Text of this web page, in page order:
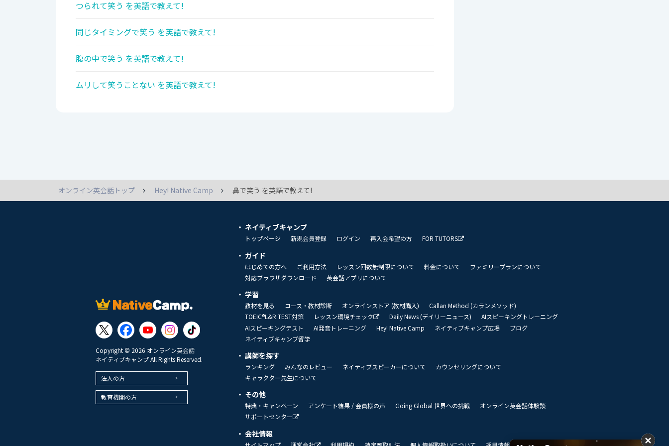
つられて笑う を英語で教えて!
同じタイミングで笑う を英語で教えて!
腹の中で笑う を英語で教えて!
ムリして笑うことない を英語で教えて!
オンライン英会話トップ Hey! Native Camp 鼻で笑う を英語で教えて!
Copyright © 2026 オンライン英会話
ネイティブキャンプ All Rights Reserved.
法人の方
教育機関の方
ネイティブキャンプ
トップページ 新規会員登録 ログイン 再入会希望の方 FOR TUTORS
ガイド
はじめての方へ ご利用方法 レッスン回数無制限について 料金について
ファミリープランについて
対応ブラウザダウンロード
英会話アプリについて
学習
教材を見る コース・教材診断 オンラインストア (教材購入)
Callan Method (カランメソッド)
TOEIC®L&R TEST対策
レッスン環境チェック Daily News (デイリーニュース)
AIスピーキングトレーニング
AIスピーキングテスト
AI発音トレーニング Hey! Native Camp ネイティブキャンプ広場
ブログ
ネイティブキャンプ留学
講師を探す
ランキング みんなのレビュー ネイティブスピーカーについて
カウンセリングについて
キャラクター先生について
その他
特典・キャンペーン アンケート結果 / 会員様の声 Going Global 世界への挑戦
オンライン英会話体験談
サポートセンター
会社情報